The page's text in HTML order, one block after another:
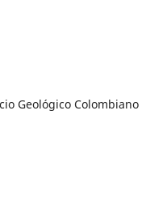
Geológico Colombiano